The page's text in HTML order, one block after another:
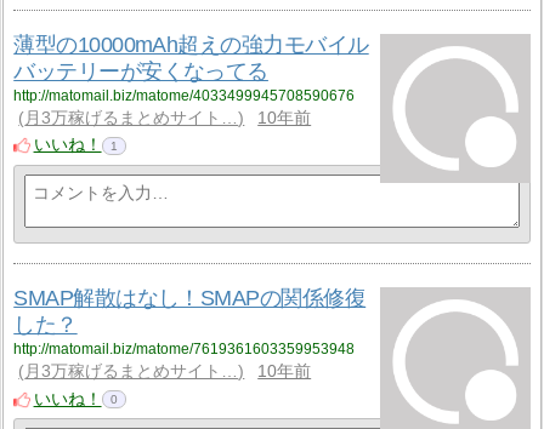
薄型の10000mAh超えの強力モバイル
バッテリーが安くなってる
http://matomail.biz/matome/4033499945708590676
月3万稼げるまとめサイト…
10年前
いいね！
1
SMAP解散はなし！SMAPの関係修復
した？
http://matomail.biz/matome/7619361603359953948
月3万稼げるまとめサイト…
10年前
いいね！
0